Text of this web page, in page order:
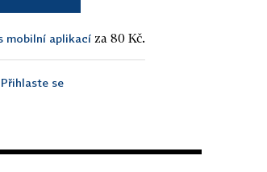
mobilní aplikací za 80 Kč.
Přihlaste se